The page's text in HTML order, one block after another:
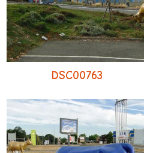
DSC00763